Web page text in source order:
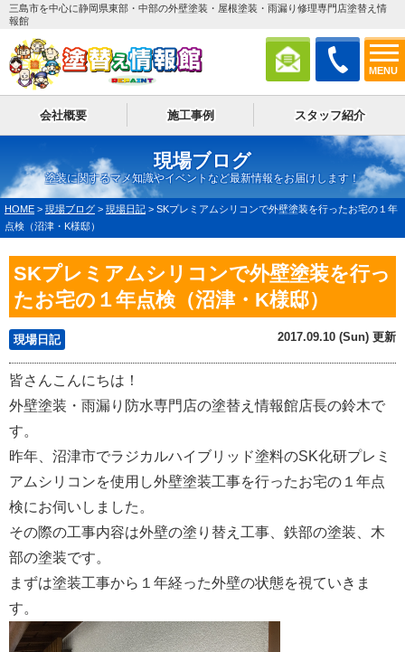
MENU
三島市を中心に静岡県東部・中部の外壁塗装・屋根塗装・雨漏り修理専門店塗替え情
報館
会社概要 施工事例 スタッフ紹介
現場ブログ
塗装に関するマメ知識やイベントなど最新情報をお届けします！
HOME > 現場ブログ > 現場日記 > SKプレミアムシリコンで外壁塗装を行ったお宅の１年
点検（沼津・K様邸）
SKプレミアムシリコンで外壁塗装を行っ
たお宅の１年点検（沼津・K様邸）
現場日記 2017.09.10 (Sun) 更新
皆さんこんにちは！
外壁塗装・雨漏り防水専門店の塗替え情報館店長の鈴木で
す。
昨年、沼津市でラジカルハイブリッド塗料のSK化研プレミ
アムシリコンを使用し外壁塗装工事を行ったお宅の１年点
検にお伺いしました。
その際の工事内容は外壁の塗り替え工事、鉄部の塗装、木
部の塗装です。
まずは塗装工事から１年経った外壁の状態を視ていきま
す。